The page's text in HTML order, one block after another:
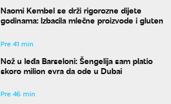
Naomi Kembel se drži rigorozne dijete
godinama: Izbacila mlečne proizvode i gluten
Pre 41 min
Nož u leđa Barseloni: Šengelija sam platio
skoro milion evra da ode u Dubai
Pre 46 min